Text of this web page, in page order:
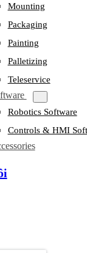
Mounting
Packaging
Painting
Palletizing
Teleservice
Robotics Software
Controls & HMI